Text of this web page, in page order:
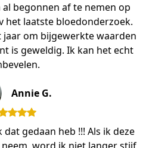
begonnen af te nemen op
het laatste bloedonderzoek.
om bijgewerkte waarden
is geweldig. Ik kan het echt
Annie G.
gedaan heb !!! Als ik deze